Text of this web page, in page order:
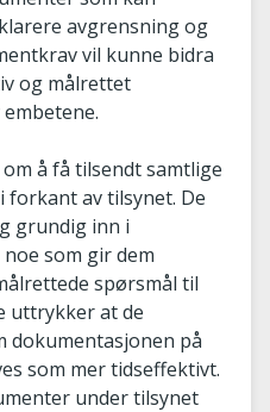
avgrensning og
vil kunne bidra
og målrettet
å få tilsendt samtlige
forkant av tilsynet. De
grundig inn i
som gir dem
spørsmål til
uttrykker at de
dokumentasjonen på
som mer tidseffektivt.
under tilsynet